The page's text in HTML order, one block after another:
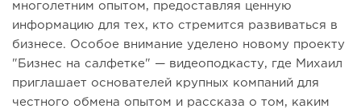
многолетним опытом, предоставляя ценную
информацию для тех, кто стремится развиваться в
бизнесе. Особое внимание уделено новому проекту
"Бизнес на салфетке" — видеоподкасту, где Михаил
приглашает основателей крупных компаний для
честного обмена опытом и рассказа о том, каким